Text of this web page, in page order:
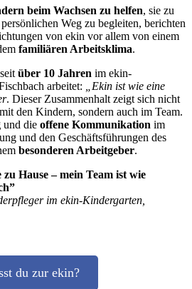
beim Wachsen zu helfen, sie zu
Weg zu begleiten, berichten
von ekin vor allem von einem
familiären Arbeitsklima.
über 10 Jahren im ekin-
arbeitet:
„Ekin ist wie eine
. Dieser Zusammenhalt zeigt sich nicht
den Kindern, sondern auch im Team.
und die offene Kommunikation im
und den Geschäftsführungen des
besonderen Arbeitgeber.
Hause – mein Team ist wie
im ekin-Kindergarten,
du zur ekin?